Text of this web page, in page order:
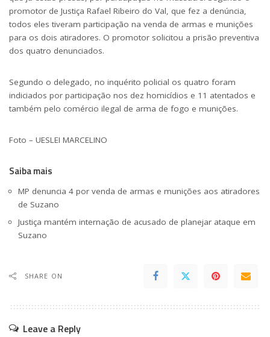
promotor de Justiça Rafael Ribeiro do Val, que fez a denúncia,
todos eles tiveram participação na venda de armas e munições
para os dois atiradores. O promotor solicitou a prisão preventiva
dos quatro denunciados.
Segundo o delegado, no inquérito policial os quatro foram
indiciados por participação nos dez homicídios e 11 atentados e
também pelo comércio ilegal de arma de fogo e munições.
Foto – UESLEI MARCELINO
Saiba mais
MP denuncia 4 por venda de armas e munições aos atiradores
de Suzano
Justiça mantém internação de acusado de planejar ataque em
Suzano
SHARE ON
Leave a Reply